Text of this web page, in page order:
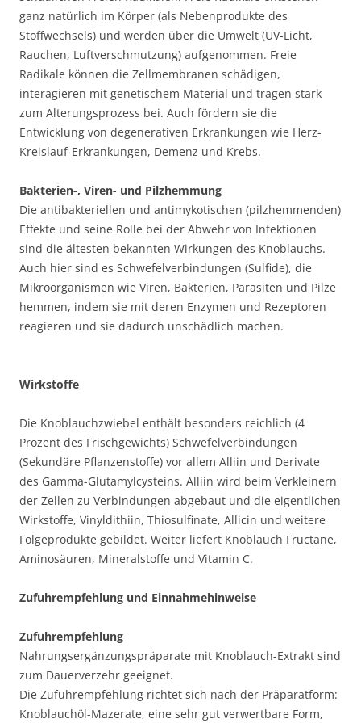
ganz natürlich im Körper (als Nebenprodukte des
Stoffwechsels) und werden über die Umwelt (UV-Licht,
Rauchen, Luftverschmutzung) aufgenommen. Freie
Radikale können die Zellmembranen schädigen,
interagieren mit genetischem Material und tragen stark
zum Alterungsprozess bei. Auch fördern sie die
Entwicklung von degenerativen Erkrankungen wie Herz-
Kreislauf-Erkrankungen, Demenz und Krebs.
Bakterien-, Viren- und Pilzhemmung
Die antibakteriellen und antimykotischen (pilzhemmenden)
Effekte und seine Rolle bei der Abwehr von Infektionen
sind die ältesten bekannten Wirkungen des Knoblauchs.
Auch hier sind es Schwefelverbindungen (Sulfide), die
Mikroorganismen wie Viren, Bakterien, Parasiten und Pilze
hemmen, indem sie mit deren Enzymen und Rezeptoren
reagieren und sie dadurch unschädlich machen.
Wirkstoffe
Die Knoblauchzwiebel enthält besonders reichlich (4
Prozent des Frischgewichts) Schwefelverbindungen
(Sekundäre Pflanzenstoffe) vor allem Alliin und Derivate
des Gamma-Glutamylcysteins. Alliin wird beim Verkleinern
der Zellen zu Verbindungen abgebaut und die eigentlichen
Wirkstoffe, Vinyldithiin, Thiosulfinate, Allicin und weitere
Folgeprodukte gebildet. Weiter liefert Knoblauch Fructane,
Aminosäuren, Mineralstoffe und Vitamin C.
Zufuhrempfehlung und Einnahmehinweise
Zufuhrempfehlung
Nahrungsergänzungspräparate mit Knoblauch-Extrakt sind
zum Dauerverzehr geeignet.
Die Zufuhrempfehlung richtet sich nach der Präparatform:
Knoblauchöl-Mazerate, eine sehr gut verwertbare Form,